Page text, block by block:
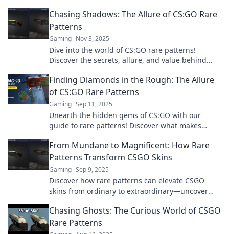
Chasing Shadows: The Allure of CS:GO Rare
Patterns
Gaming Nov 3, 2025
Dive into the world of CS:GO rare patterns!
Discover the secrets, allure, and value behind
Finding Diamonds in the Rough: The Allure
of CS:GO Rare Patterns
Gaming Sep 11, 2025
Unearth the hidden gems of CS:GO with our
guide to rare patterns! Discover what makes
treasure.
From Mundane to Magnificent: How Rare
Patterns Transform CSGO Skins
Gaming Sep 9, 2025
Discover how rare patterns can elevate CSGO
skins from ordinary to extraordinary—uncover
Chasing Ghosts: The Curious World of CSGO
Rare Patterns